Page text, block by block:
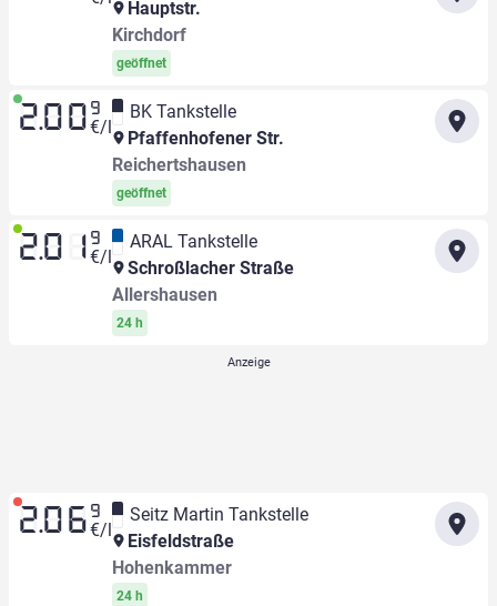
Hauptstr.
Kirchdorf
geöffnet
2.00 9
€/l
BK Tankstelle
Pfaffenhofener Str.
Reichertshausen
geöffnet
2.01 9
€/l
ARAL Tankstelle
Schroßlacher Straße
Allershausen
24 h
2.06 9
€/l
Seitz Martin Tankstelle
Eisfeldstraße
Hohenkammer
24 h